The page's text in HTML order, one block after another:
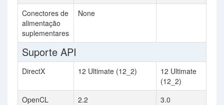
Conectores de
alimentação
suplementares
None
Suporte API
DirectX 12 Ultimate (12_2)
12 Ultimate
(12_2)
OpenCL
2.2
3.0